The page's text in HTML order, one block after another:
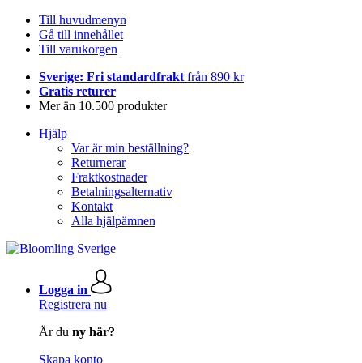
Till huvudmenyn
Gå till innehållet
Till varukorgen
Sverige: Fri standardfrakt från 890 kr
Gratis returer
Mer än 10.500 produkter
Hjälp
Var är min beställning?
Returnerar
Fraktkostnader
Betalningsalternativ
Kontakt
Alla hjälpämnen
Logga in
Registrera nu
Är du ny här?
Skapa konto